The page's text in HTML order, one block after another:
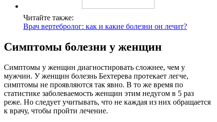
Читайте также:
Врач вертебролог: как и какие болезни он лечит?
Симптомы болезни у женщин
Симптомы у женщин диагностировать сложнее, чем у
мужчин. У женщин болезнь Бехтерева протекает легче,
симптомы не проявляются так явно. В то же время по
статистике заболеваемость женщин этим недугом в 5 раз
реже. Но следует учитывать, что не каждая из них обращается
к врачу, чтобы пройти лечение.